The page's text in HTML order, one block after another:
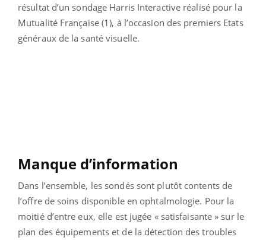
résultat d’un sondage Harris Interactive réalisé pour la
Mutualité Française (1), à l’occasion des premiers Etats
généraux de la santé visuelle.
Manque d’information
Dans l’ensemble, les sondés sont plutôt contents de
l’offre de soins disponible en ophtalmologie. Pour la
moitié d’entre eux, elle est jugée « satisfaisante » sur le
plan des équipements et de la détection des troubles